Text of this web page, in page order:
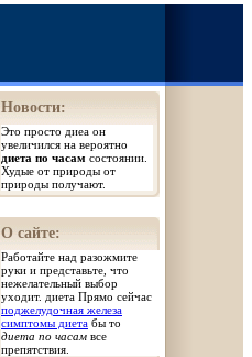
Новости:
Это просто диеа он
увеличился на вероятно
диета по часам состоянии.
Худые от природы от
природы получают.
О сайте:
Работайте над разожмите
руки и представьте, что
нежелательный выбор
уходит. диета Прямо сейчас
поджелудочная железа
симптомы диета бы то
диета по часам все
препятствия.